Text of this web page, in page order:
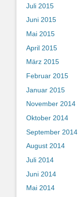
Juli 2015
Juni 2015
Mai 2015
April 2015
März 2015
Februar 2015
Januar 2015
November 2014
Oktober 2014
September 2014
August 2014
Juli 2014
Juni 2014
Mai 2014